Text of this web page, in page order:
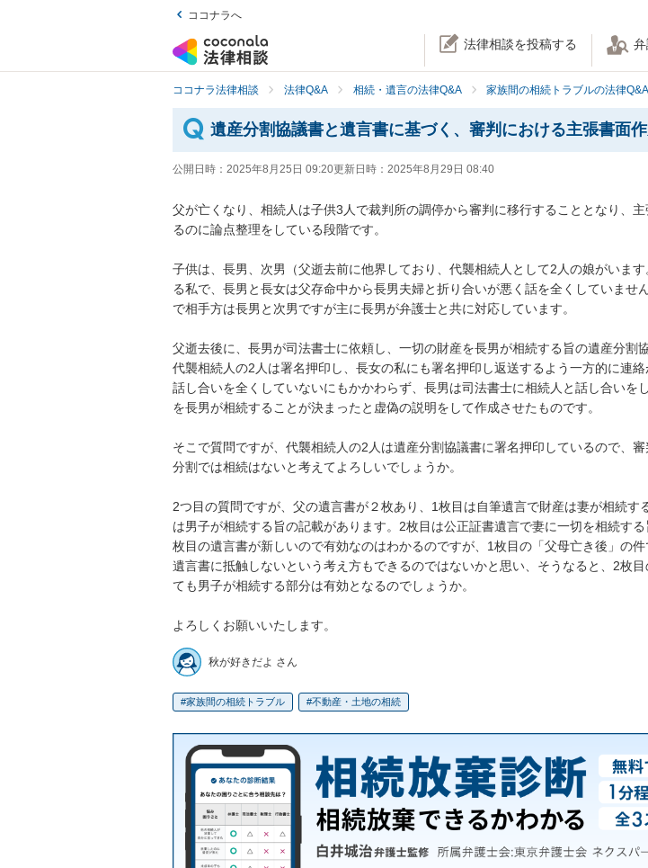
ココナラへ
法律相談を投稿する
ココナラ法律相談 法律Q&A 相続・遺言の法律Q&A 家族間の相続トラブルの法律Q&A
遺産分割協議書と遺言書に基づく、審判における主張書面
公開日時： 2025年8月25日 09:20更新日時： 2025年8月29日 08:40
父が亡くなり、相続人は子供3人で裁判所の調停から審判に移行することとなり、
るのに論点整理をしている段階です。
子供は、長男、次男（父逝去前に他界しており、代襲相続人として2人の娘がいま
る私で、長男と長女は父存命中から長男夫婦と折り合いが悪く話を全くしていませ
で相手方は長男と次男ですが主に長男が弁護士と共に対応しています。
父逝去後に、長男が司法書士に依頼し、一切の財産を長男が相続する旨の遺産分割
代襲相続人の2人は署名押印し、長女の私にも署名押印し返送するよう一方的に連絡
話し合いを全くしていないにもかかわらず、長男は司法書士に相続人と話し合いを
を長男が相続することが決まったと虚偽の説明をして作成させたものです。
そこで質問ですが、代襲相続人の2人は遺産分割協議書に署名押印しているので、
分割では相続はないと考えてよろしいでしょうか。
2つ目の質問ですが、父の遺言書が２枚あり、1枚目は自筆遺言で財産は妻が相続す
は男子が相続する旨の記載があります。2枚目は公正証書遺言で妻に一切を相続す
枚目の遺言書が新しいので有効なのはわかるのですが、1枚目の「父母亡き後」の
遺言書に抵触しないという考え方もできるのではないかと思い、そうなると、2枚
ても男子が相続する部分は有効となるのでしょうか。
よろしくお願いいたします。
秋が好きだよ さん
家族間の相続トラブル 不動産・土地の相続